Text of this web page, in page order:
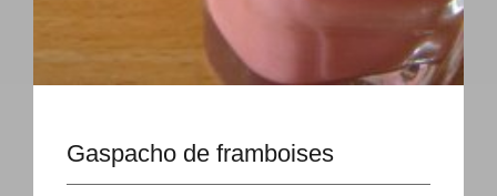
Gaspacho de framboises